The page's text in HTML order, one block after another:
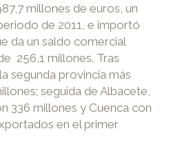
millones de euros, un
de 2011, e importó
da un saldo comercial
256,1 millones. Tras
segunda provincia más
seguida de Albacete,
336 millones y Cuenca con
en el primer